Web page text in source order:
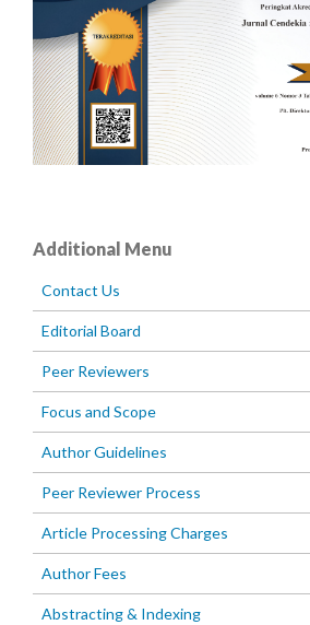
Additional Menu
Contact Us
Editorial Board
Peer Reviewers
Focus and Scope
Author Guidelines
Peer Reviewer Process
Article Processing Charges
Author Fees
Abstracting & Indexing